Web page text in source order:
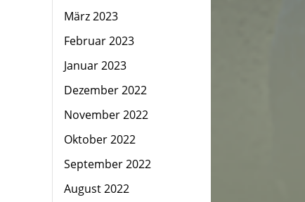
März 2023
Februar 2023
Januar 2023
Dezember 2022
November 2022
Oktober 2022
September 2022
August 2022